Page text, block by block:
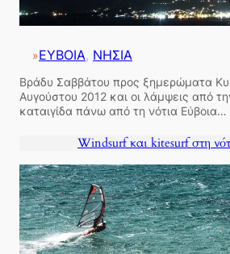
»ΕΥΒΟΙΑ, ΝΗΣΙΑ
Βράδυ Σαββάτου προς ξημερώματα
Αυγούστου 2012 και οι λάμψεις από
καταιγίδα πάνω από τη νότια Εύβοια…
Windsurf και kitesurf στη